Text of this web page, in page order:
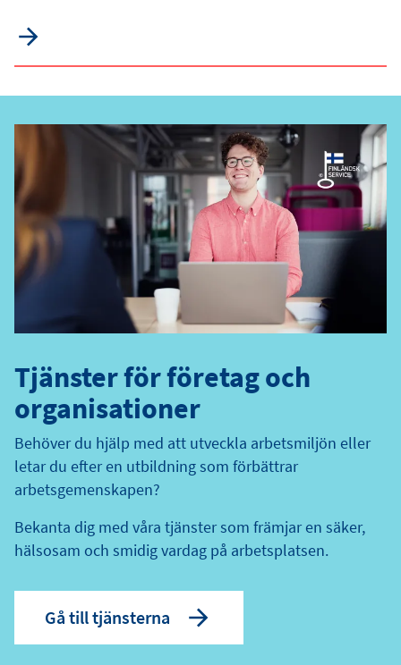
Tjänster för företag och
organisationer
Behöver du hjälp med att utveckla arbetsmiljön eller
letar du efter en utbildning som förbättrar
arbetsgemenskapen?
Bekanta dig med våra tjänster som främjar en säker,
hälsosam och smidig vardag på arbetsplatsen.
Gå till tjänsterna